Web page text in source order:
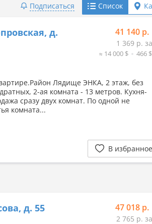
Подписаться Список
д.
41 140 р.
1 369 р.
≈ 14 000 $ 466
Лядище ЭНКА, 2 этаж, без
2-ая комната - 13 метров. Кухня-
сразу двух комнат. По одной не
комната...
В избранное
д. 55 47 018 р.
2 765 р.